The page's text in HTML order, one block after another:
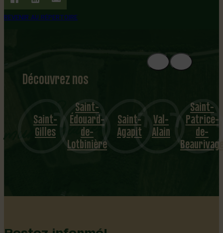
REVENIR AU RÉPERTOIRE
Découvrez nos
1
8
mu
nicipalités
Édouard-
de-
Lotbinière
Saint-
Agapit
Val-
Alain
Patrice-
de-
Beaurivage